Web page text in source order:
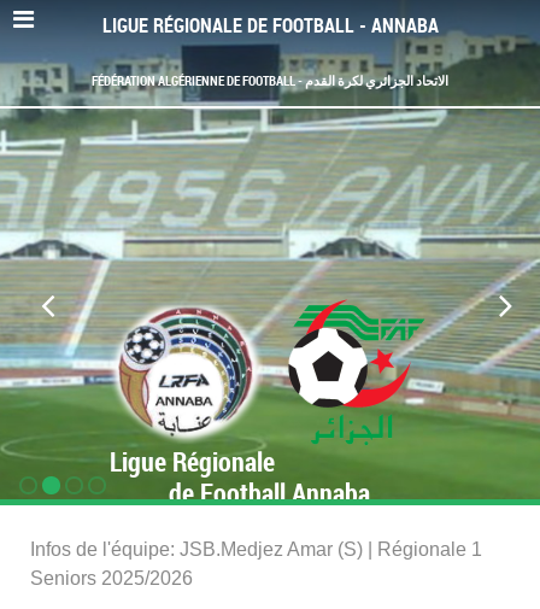
LIGUE RÉGIONALE DE FOOTBALL - ANNABA
FÉDÉRATION ALGÉRIENNE DE FOOTBALL - الاتحاد الجزائري لكرة القدم
Ligue Régionale
de Football Annaba
Infos de l'équipe: JSB.Medjez Amar (S) | Régionale 1
Seniors 2025/2026